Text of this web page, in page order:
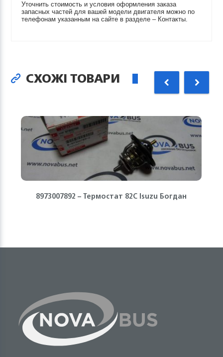
Уточнить стоимость и условия оформления заказа
запасных частей для вашей модели двигателя можно по
телефонам указанным на сайте в разделе – Контакты.
СХОЖІ ТОВАРИ
8973007892 – Термостат 82С Isuzu Богдан